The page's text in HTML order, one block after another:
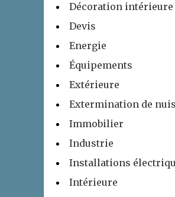
Décoration intérieure
Devis
Energie
Équipements
Extérieure
Extermination de
Immobilier
Industrie
Installations
Intérieure